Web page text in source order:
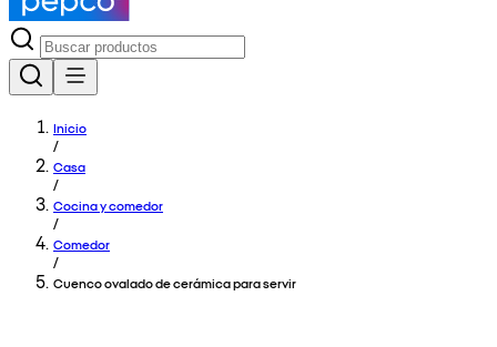
Inicio
/
Casa
/
Cocina y comedor
/
Comedor
/
Cuenco ovalado de cerámica para servir